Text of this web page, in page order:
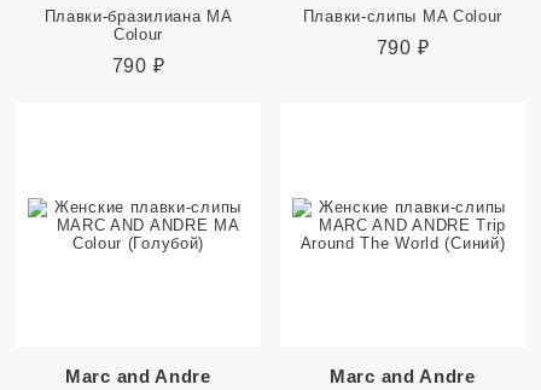
Плавки-бразилиана MA
Colour
790 ₽
Плавки-слипы MA Colour
790 ₽
Marc and Andre Marc and Andre